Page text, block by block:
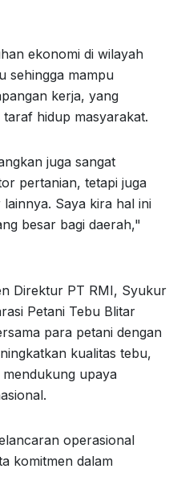
ekonomi di wilayah
sehingga mampu
kerja, yang
hidup masyarakat.
juga sangat
pertanian, tetapi juga
Saya kira hal ini
besar bagi daerah,"
Direktur PT RMI, Syukur
Petani Tebu Blitar
para petani dengan
kualitas tebu,
upaya
operasional
komitmen dalam